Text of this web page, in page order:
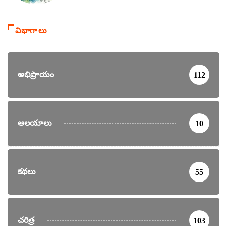
విభాగాలు
అభిప్రాయం 112
ఆలయాలు 10
కథలు 55
చరిత్ర 103